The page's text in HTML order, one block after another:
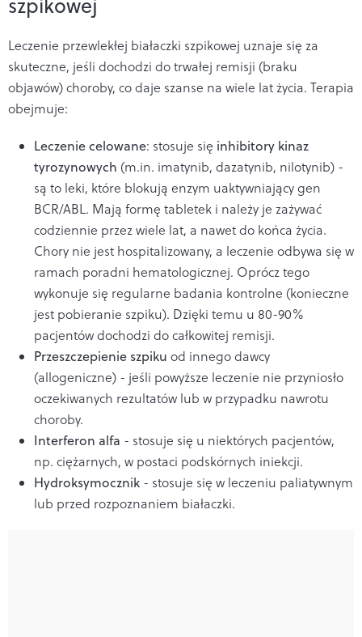
Leczenie przewlekłej białaczki szpikowej uznaje się za
skuteczne, jeśli dochodzi do trwałej remisji (braku
objawów) choroby, co daje szanse na wiele lat życia. Terapia
obejmuje:
Leczenie celowane: stosuje się inhibitory kinaz
tyrozynowych (m.in. imatynib, dazatynib, nilotynib) -
są to leki, które blokują enzym uaktywniający gen
BCR/ABL. Mają formę tabletek i należy je zażywać
codziennie przez wiele lat, a nawet do końca życia.
Chory nie jest hospitalizowany, a leczenie odbywa się w
ramach poradni hematologicznej. Oprócz tego
wykonuje się regularne badania kontrolne (konieczne
jest pobieranie szpiku). Dzięki temu u 80-90%
pacjentów dochodzi do całkowitej remisji.
Przeszczepienie szpiku od innego dawcy
(allogeniczne) - jeśli powyższe leczenie nie przyniosło
oczekiwanych rezultatów lub w przypadku nawrotu
choroby.
Interferon alfa - stosuje się u niektórych pacjentów,
np. ciężarnych, w postaci podskórnych iniekcji.
Hydroksymocznik - stosuje się w leczeniu paliatywnym
lub przed rozpoznaniem białaczki.